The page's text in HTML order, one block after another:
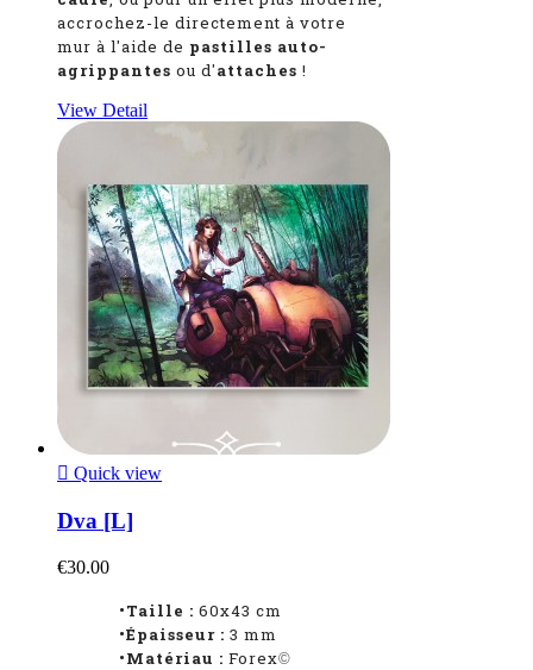
accrochez-le directement à votre
mur à l'aide de pastilles auto-
agrippantes ou d'attaches !
View Detail
 Quick view
Dva [L]
€30.00
•Taille : 60x43 cm
•Épaisseur : 3 mm
•Matériau : Forex©